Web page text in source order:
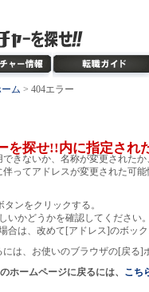
ム > 404エラー
を探せ!!内に指定され
きないか、名称が変更された
ってアドレスが変更された可
ンをクリックする。
いかどうかを確認してください
合は、改めて[アドレス]のボッ
は、お使いのブラウザの[戻る]
ホームページに戻るには、 こち